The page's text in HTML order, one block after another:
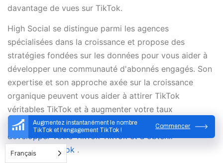
davantage de vues sur TikTok.
High Social se distingue parmi les agences
spécialisées dans la croissance et propose des
stratégies fondées sur les données pour vous aider à
développer une communauté d'abonnés engagés. Son
expertise et son approche axée sur la croissance
organique peuvent vous aider à attirer TikTok
véritables TikTok et à augmenter votre taux
d'engagement.Commencez dès aujourd'hui à
développer votre TikTok TikTok et à obtenir
davantage TikTok .
Augmentez instantanément le nombre
TikTok et l'engagement TikTok !
Commencer
Français